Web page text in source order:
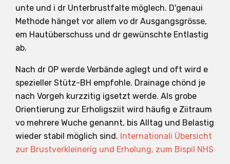
unte und i dr Unterbrustfalte möglech. D'genaui
Methode hänget vor allem vo dr Ausgangsgrösse,
em Hautüberschuss und dr gewünschte Entlastig
ab.
Nach dr OP werde Verbände aglegt und oft wird e
spezieller Stütz-BH empfohle. Drainage chönd je
nach Vorgeh kurzzitig igsetzt werde. Als grobe
Orientierung zur Erholigsziit wird häufig e Ziitraum
vo mehrere Wuche genannt, bis Alltag und Belastig
wieder stabil möglich sind. Internationali Übersicht
zur Brustverkleinerig und Erholung, zum Bispil NHS